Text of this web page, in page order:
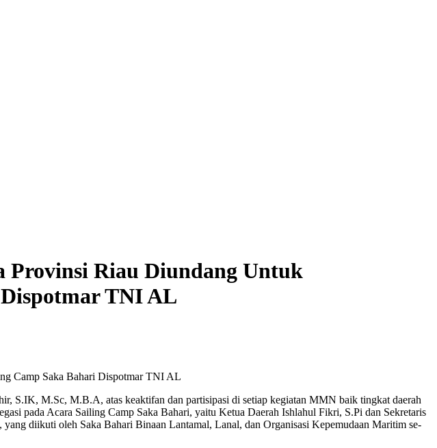
Riau Diundang Untuk
TNI AL
Camp Saka Bahari Dispotmar TNI AL
S.IK, M.Sc, M.B.A, atas keaktifan dan partisipasi di setiap kegiatan MMN baik tingkat daerah
pada Acara Sailing Camp Saka Bahari, yaitu Ketua Daerah Ishlahul Fikri, S.Pi dan Sekretaris
diikuti oleh Saka Bahari Binaan Lantamal, Lanal, dan Organisasi Kepemudaan Maritim se-